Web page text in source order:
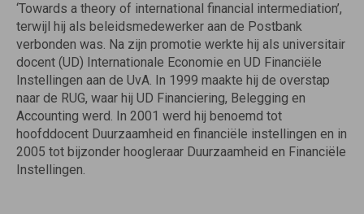
‘Towards a theory of international financial intermediation’,
terwijl hij als beleidsmedewerker aan de Postbank
verbonden was. Na zijn promotie werkte hij als universitair
docent (UD) Internationale Economie en UD Financiële
Instellingen aan de UvA. In 1999 maakte hij de overstap
naar de RUG, waar hij UD Financiering, Belegging en
Accounting werd. In 2001 werd hij benoemd tot
hoofddocent Duurzaamheid en financiële instellingen en in
2005 tot bijzonder hoogleraar Duurzaamheid en Financiële
Instellingen.